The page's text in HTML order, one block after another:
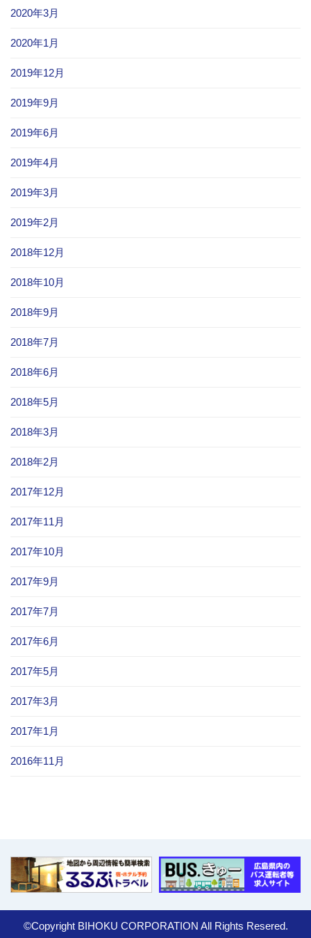
2020年3月
2020年1月
2019年12月
2019年9月
2019年6月
2019年4月
2019年3月
2019年2月
2018年12月
2018年10月
2018年9月
2018年7月
2018年6月
2018年5月
2018年3月
2018年2月
2017年12月
2017年11月
2017年10月
2017年9月
2017年7月
2017年6月
2017年5月
2017年3月
2017年1月
2016年11月
©Copyright BIHOKU CORPORATION All Rights Resered.